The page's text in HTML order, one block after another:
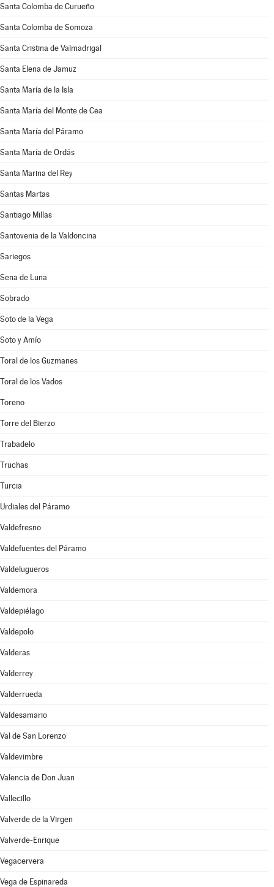
Santa Colomba de Curueño
Santa Colomba de Somoza
Santa Cristina de Valmadrigal
Santa Elena de Jamuz
Santa María de la Isla
Santa María del Monte de Cea
Santa María del Páramo
Santa María de Ordás
Santa Marina del Rey
Santas Martas
Santiago Millas
Santovenia de la Valdoncina
Sariegos
Sena de Luna
Sobrado
Soto de la Vega
Soto y Amío
Toral de los Guzmanes
Toral de los Vados
Toreno
Torre del Bierzo
Trabadelo
Truchas
Turcia
Urdiales del Páramo
Valdefresno
Valdefuentes del Páramo
Valdelugueros
Valdemora
Valdepiélago
Valdepolo
Valderas
Valderrey
Valderrueda
Valdesamario
Val de San Lorenzo
Valdevimbre
Valencia de Don Juan
Vallecillo
Valverde de la Virgen
Valverde-Enrique
Vegacervera
Vega de Espinareda